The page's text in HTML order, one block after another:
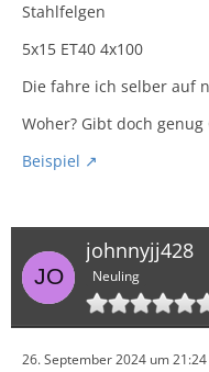
Stahlfelgen
5x15 ET40 4x100
Die fahre ich selber auf
Woher? Gibt doch
Beispiel
johnnyjj428
Neuling
26. September 2024 um 21:24